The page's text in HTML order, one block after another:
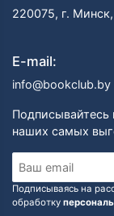
220075, г.
E-mail:
info@bookclub.by
Подписывайтесь
наших самых
Подписываясь на
обработку